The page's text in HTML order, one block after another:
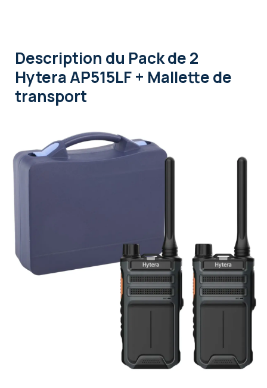
Description du Pack de 2
Hytera AP515LF + Mallette de
transport